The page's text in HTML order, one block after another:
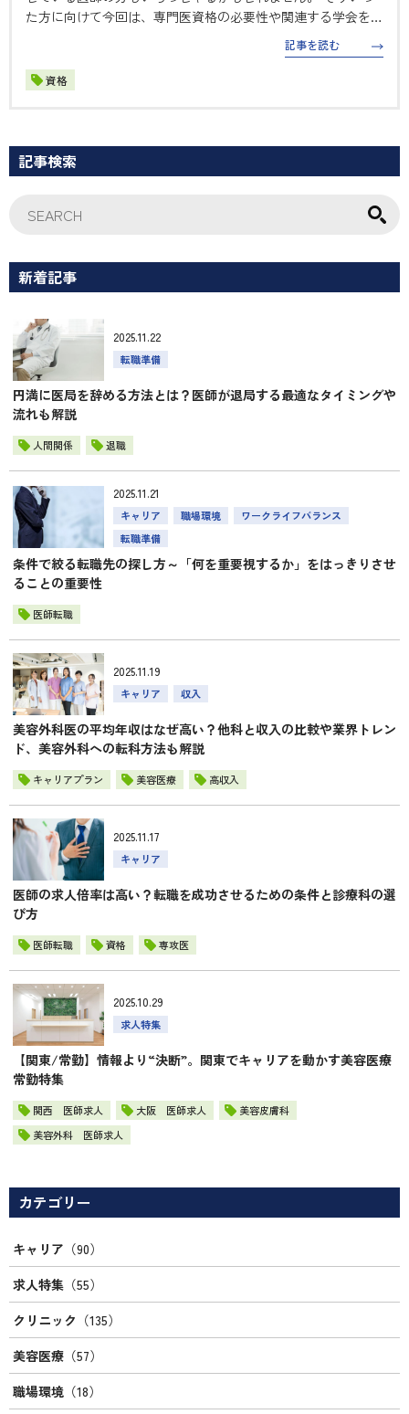
た方に向けて今回は、専門医資格の必要性や関連する学会を紹
介します。美容クリニックに興味のある医師の方々にとって、
資格や学会の選択がキャリア形成にどのように影響するかを解
説します。 ≪関連記…
記事を読む
資格
記事検索
新着記事
2025.11.22
転職準備
円満に医局を辞める方法とは？医師が退局する最適なタイミングや
流れも解説
人間関係 退職
2025.11.21
キャリア 職場環境
ワークライフバランス
転職準備
条件で絞る転職先の探し方～「何を重要視するか」をはっきりさせ
ることの重要性
医師転職
2025.11.19
キャリア 収入
美容外科医の平均年収はなぜ高い？他科と収入の比較や業界トレン
ド、美容外科への転科方法も解説
キャリアプラン 美容医療 高収入
2025.11.17
キャリア
医師の求人倍率は高い？転職を成功させるための条件と診療科の選
び方
医師転職 資格 専攻医
2025.10.29
求人特集
【関東/常勤】情報より“決断”。関東でキャリアを動かす美容医療
常勤特集
関西 医師求人 大阪 医師求人
美容皮膚科
美容外科 医師求人
カテゴリー
キャリア （90）
求人特集 （55）
クリニック （135）
美容医療 （57）
職場環境 （18）